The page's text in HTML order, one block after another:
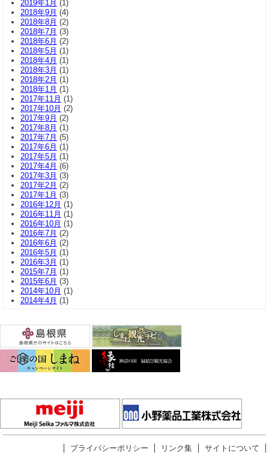
2019年1月 (1)
2018年9月 (4)
2018年8月 (2)
2018年7月 (3)
2018年6月 (2)
2018年5月 (1)
2018年4月 (1)
2018年3月 (1)
2018年2月 (1)
2018年1月 (1)
2017年11月 (1)
2017年10月 (2)
2017年9月 (2)
2017年8月 (1)
2017年7月 (5)
2017年6月 (1)
2017年5月 (1)
2017年4月 (6)
2017年3月 (3)
2017年2月 (2)
2017年1月 (3)
2016年12月 (1)
2016年11月 (1)
2016年10月 (1)
2016年7月 (2)
2016年6月 (2)
2016年5月 (1)
2016年3月 (1)
2015年7月 (1)
2015年6月 (3)
2014年10月 (1)
2014年4月 (1)
プライバシーポリシー リンク集 サイトについて